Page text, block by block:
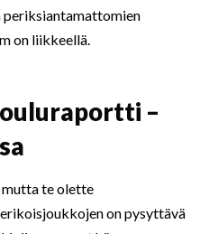
periksiantamattomien
on liikkeellä.
–
mutta te olette
on pysyttävä